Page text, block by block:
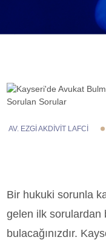
AV. EZGI AKDİVİT LAFCİ
Bir hukuki sorunla
gelen ilk sorulardan
bulacağınızdır.